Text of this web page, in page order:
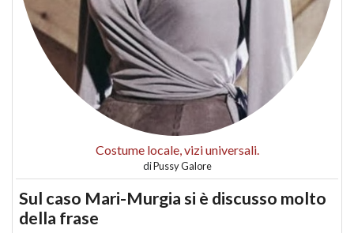
Costume locale, vizi universali.
diPussy Galore
Sul caso Mari-Murgia si è discusso molto
della frase